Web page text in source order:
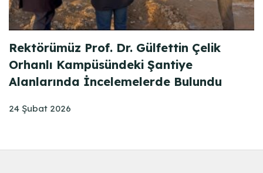
Rektörümüz Prof. Dr. Gülfettin Çelik
Orhanlı Kampüsündeki Şantiye
Alanlarında İncelemelerde Bulundu
24 Şubat 2026